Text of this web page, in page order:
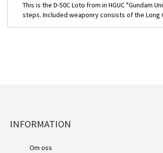
This is the D-50C Loto from in HGUC "Gundam
steps. Included weaponry consists of the Long
INFORMATION
Om oss